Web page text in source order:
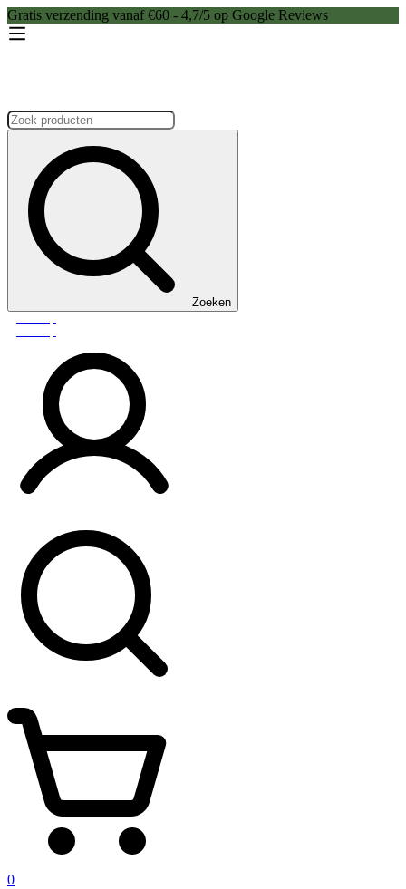
Gratis verzending vanaf €60 - 4,7/5 op Google Reviews
Zoeken:
Zoeken
0